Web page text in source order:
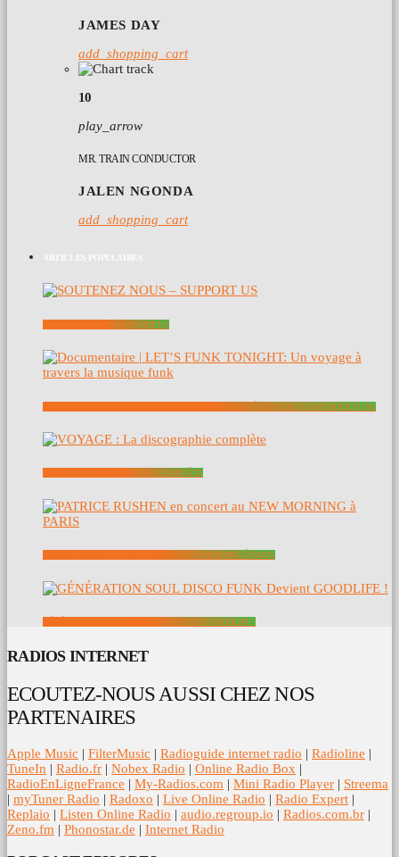
JAMES DAY
add_shopping_cart
10
play_arrow
MR. TRAIN CONDUCTOR
JALEN NGONDA
add_shopping_cart
ARTICLES POPULAIRES
SOUTENEZ NOUS – SUPPORT US
DOCUMENTAIRE | LET’S FUNK TONIGHT: UN VOYAGE À TRAVERS LA MUSIQUE FUNK
VOYAGE : LA DISCOGRAPHIE COMPLÈTE
PATRICE RUSHEN EN CONCERT AU NEW MORNING À PARIS
GÉNÉRATION SOUL DISCO FUNK DEVIENT GOODLIFE !
RADIOS INTERNET
ECOUTEZ-NOUS AUSSI CHEZ NOS
PARTENAIRES
Apple Music | FilterMusic | Radioguide internet radio | Radioline |
TuneIn | Radio.fr | Nobex Radio | Online Radio Box |
RadioEnLigneFrance | My-Radios.com | Mini Radio Player | Streema
| myTuner Radio | Radoxo | Live Online Radio | Radio Expert |
Replaio | Listen Online Radio | audio.regroup.io | Radios.com.br |
Zeno.fm | Phonostar.de | Internet Radio